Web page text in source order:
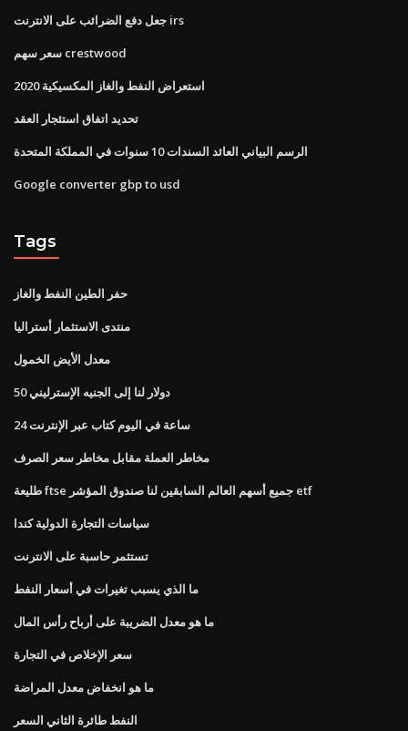
جعل دفع الضرائب على الانترنت irs
سعر سهم crestwood
استعراض النفط والغاز المكسيكية 2020
تحديد اتفاق استئجار العقد
الرسم البياني العائد السندات 10 سنوات في المملكة المتحدة
Google converter gbp to usd
Tags
حفر الطين النفط والغاز
منتدى الاستثمار أستراليا
معدل الأيض الخمول
50 دولار لنا إلى الجنيه الإسترليني
24 ساعة في اليوم كتاب عبر الإنترنت
مخاطر العملة مقابل مخاطر سعر الصرف
طليعة ftse جميع أسهم العالم السابقين لنا صندوق المؤشر etf
سياسات التجارة الدولية كندا
تستثمر حاسبة على الانترنت
ما الذي يسبب تغيرات في أسعار النفط
ما هو معدل الضريبة على أرباح رأس المال
سعر الإخلاص في التجارة
ما هو انخفاض معدل المراضة
النفط طائرة الثاني السعر